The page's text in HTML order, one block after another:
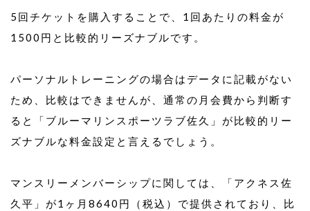
5回チケットを購入することで、1回あたりの料金が
1500円と比較的リーズナブルです。
パーソナルトレーニングの場合はデータに記載がない
ため、比較はできませんが、通常の月会費から判断す
ると「ブルーマリンスポーツラブ佐久」が比較的リー
ズナブルな料金設定と言えるでしょう。
マンスリーメンバーシップに関しては、「アクネス佐
久平」が1ヶ月8640円（税込）で提供されており、比